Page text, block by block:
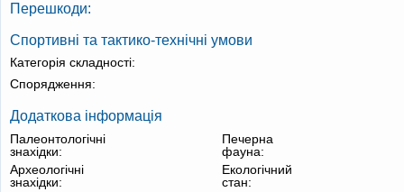
Перешкоди:
Спортивні та тактико-технічні умови
Категорія складності:
Спорядження:
Додаткова інформація
Палеонтологічні
знахідки:
Печерна
фауна:
Археологічні
знахідки:
Екологічний
стан: